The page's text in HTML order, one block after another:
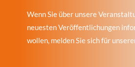
Wenn Sie über unsere
neuesten Veröffentlichungen
wollen, melden Sie sich für